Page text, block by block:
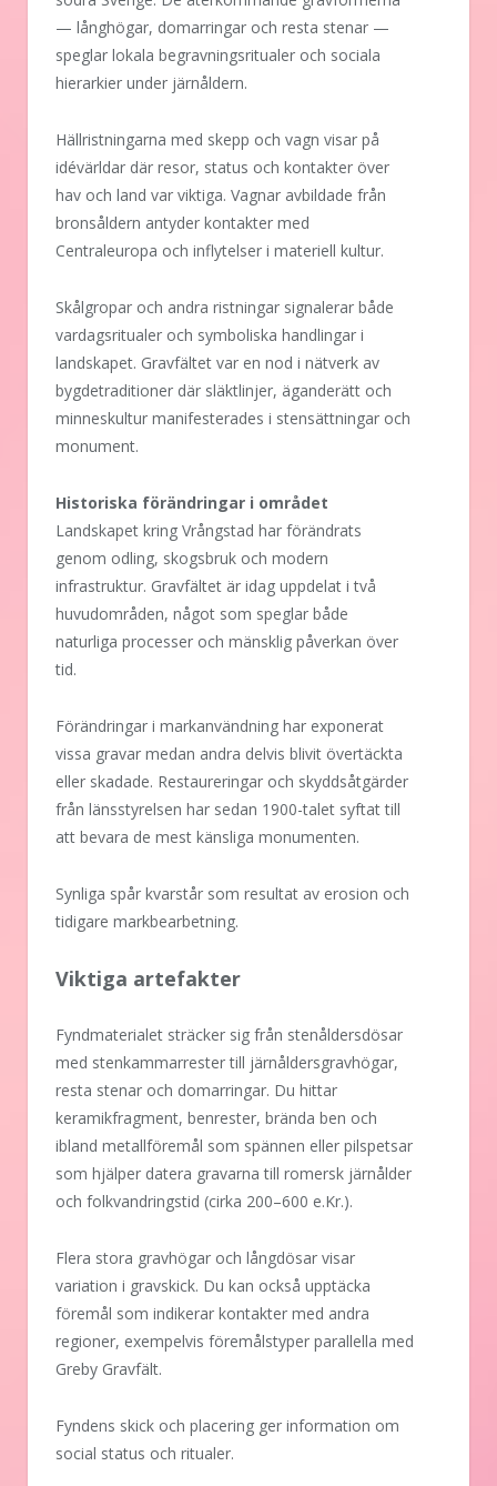
— långhögar, domarringar och resta stenar —
speglar lokala begravningsritualer och sociala
hierarkier under järnåldern.
Hällristningarna med skepp och vagn visar på
idévärldar där resor, status och kontakter över
hav och land var viktiga. Vagnar avbildade från
bronsåldern antyder kontakter med
Centraleuropa och inflytelser i materiell kultur.
Skålgropar och andra ristningar signalerar både
vardagsritualer och symboliska handlingar i
landskapet. Gravfältet var en nod i nätverk av
bygdetraditioner där släktlinjer, äganderätt och
minneskultur manifesterades i stensättningar och
monument.
Historiska förändringar i området
Landskapet kring Vrångstad har förändrats
genom odling, skogsbruk och modern
infrastruktur. Gravfältet är idag uppdelat i två
huvudområden, något som speglar både
naturliga processer och mänsklig påverkan över
tid.
Förändringar i markanvändning har exponerat
vissa gravar medan andra delvis blivit övertäckta
eller skadade. Restaureringar och skyddsåtgärder
från länsstyrelsen har sedan 1900-talet syftat till
att bevara de mest känsliga monumenten.
Synliga spår kvarstår som resultat av erosion och
tidigare markbearbetning.
Viktiga artefakter
Fyndmaterialet sträcker sig från stenåldersdösar
med stenkammarrester till järnåldersgravhögar,
resta stenar och domarringar. Du hittar
keramikfragment, benrester, brända ben och
ibland metallföremål som spännen eller pilspetsar
som hjälper datera gravarna till romersk järnålder
och folkvandringstid (cirka 200–600 e.Kr.).
Flera stora gravhögar och långdösar visar
variation i gravskick. Du kan också upptäcka
föremål som indikerar kontakter med andra
regioner, exempelvis föremålstyper parallella med
Greby Gravfält.
Fyndens skick och placering ger information om
social status och ritualer.